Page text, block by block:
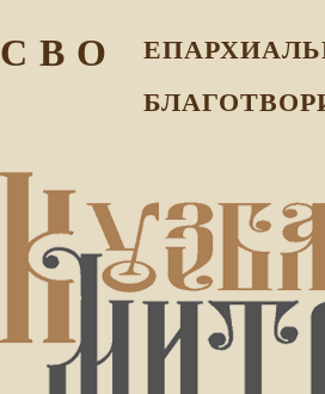
С В О